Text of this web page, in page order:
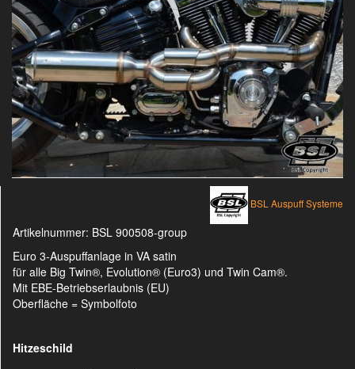
BSL Auspuff Systeme
Artikelnummer: BSL 900508-group
Euro 3-Auspuffanlage in VA satin
für alle Big Twin®, Evolution® (Euro3) und Twin Cam®.
Mit EBE-Betriebserlaubnis (EU)
Oberfläche = Symbolfoto
Hitzeschild